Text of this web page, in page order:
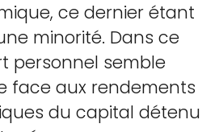
ce dernier étant
minorité. Dans ce
personnel semble
face aux rendements
du capital détenu